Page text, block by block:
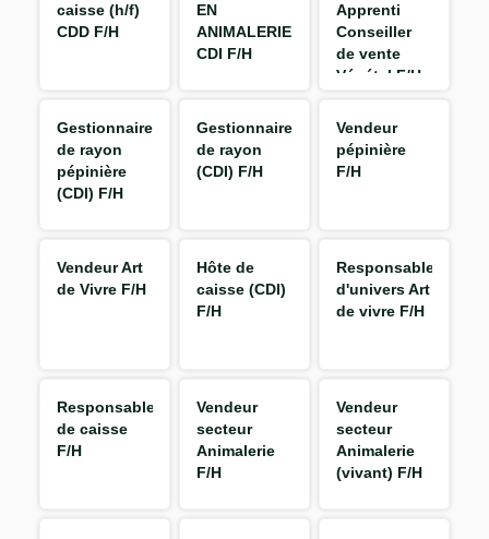
caisse (h/f)
CDD F/H
EN
ANIMALERIE
CDI F/H
Apprenti
Conseiller
de vente
Végétal F/H
Gestionnaire
de rayon
pépinière
(CDI) F/H
Gestionnaire
de rayon
(CDI) F/H
Vendeur
pépinière
F/H
Vendeur Art
de Vivre F/H
Hôte de
caisse (CDI)
F/H
Responsable
d'univers Art
de vivre F/H
Responsable
de caisse
F/H
Vendeur
secteur
Animalerie
F/H
Vendeur
secteur
Animalerie
(vivant) F/H